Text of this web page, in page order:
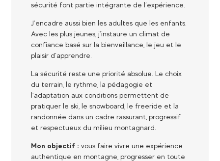
sécurité font partie intégrante de l’expérience.
J’encadre aussi bien les adultes que les enfants.
Avec les plus jeunes, j’instaure un climat de
confiance basé sur la bienveillance, le jeu et le
plaisir d’apprendre.
La sécurité reste une priorité absolue. Le choix
du terrain, le rythme, la pédagogie et
l’adaptation aux conditions permettent de
pratiquer le ski, le snowboard, le freeride et la
randonnée dans un cadre rassurant, progressif
et respectueux du milieu montagnard.
Mon objectif : vous faire vivre une expérience
authentique en montagne, progresser en toute